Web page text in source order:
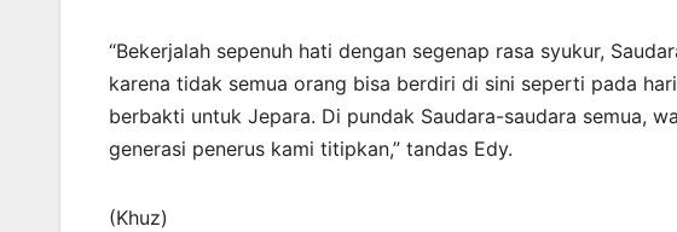
“Bekerjalah sepenuh hati dengan segenap rasa syukur,
karena tidak semua orang bisa berdiri di sini seperti pada
berbakti untuk Jepara. Di pundak Saudara-saudara semua,
generasi penerus kami titipkan,” tandas Edy.
(Khuz)